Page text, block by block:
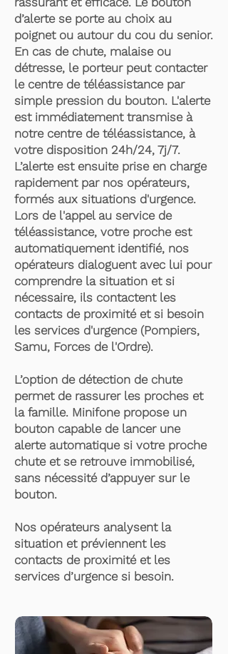
d’alerte se porte au choix au
poignet ou autour du cou du senior.
En cas de chute, malaise ou
détresse, le porteur peut contacter
le centre de téléassistance par
simple pression du bouton. L'alerte
est immédiatement transmise à
notre centre de téléassistance, à
votre disposition 24h/24, 7j/7.
L’alerte est ensuite prise en charge
rapidement par nos opérateurs,
formés aux situations d'urgence.
Lors de l'appel au service de
téléassistance, votre proche est
automatiquement identifié, nos
opérateurs dialoguent avec lui pour
comprendre la situation et si
nécessaire, ils contactent les
contacts de proximité et si besoin
les services d'urgence (Pompiers,
Samu, Forces de l'Ordre).
L’option de détection de chute
permet de rassurer les proches et
la famille. Minifone propose un
bouton capable de lancer une
alerte automatique si votre proche
chute et se retrouve immobilisé,
sans nécessité d’appuyer sur le
bouton.
Nos opérateurs analysent la
situation et préviennent les
contacts de proximité et les
services d’urgence si besoin.